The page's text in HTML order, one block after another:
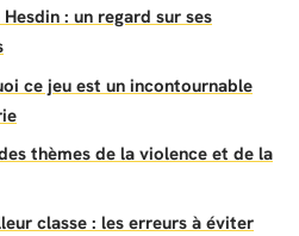
: un regard sur ses
ce jeu est un incontournable
thèmes de la violence et de la
classe : les erreurs à éviter